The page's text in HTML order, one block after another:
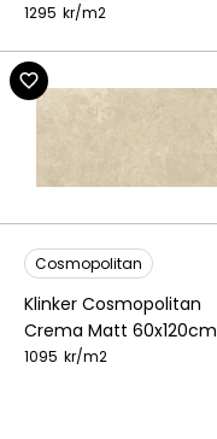
1295 kr/m2
Cosmopolitan
Klinker Cosmopolitan
Crema Matt 60x120cm
1095 kr/m2